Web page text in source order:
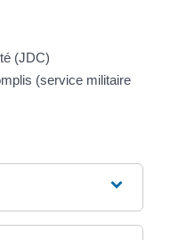
(JDC)
(service militaire